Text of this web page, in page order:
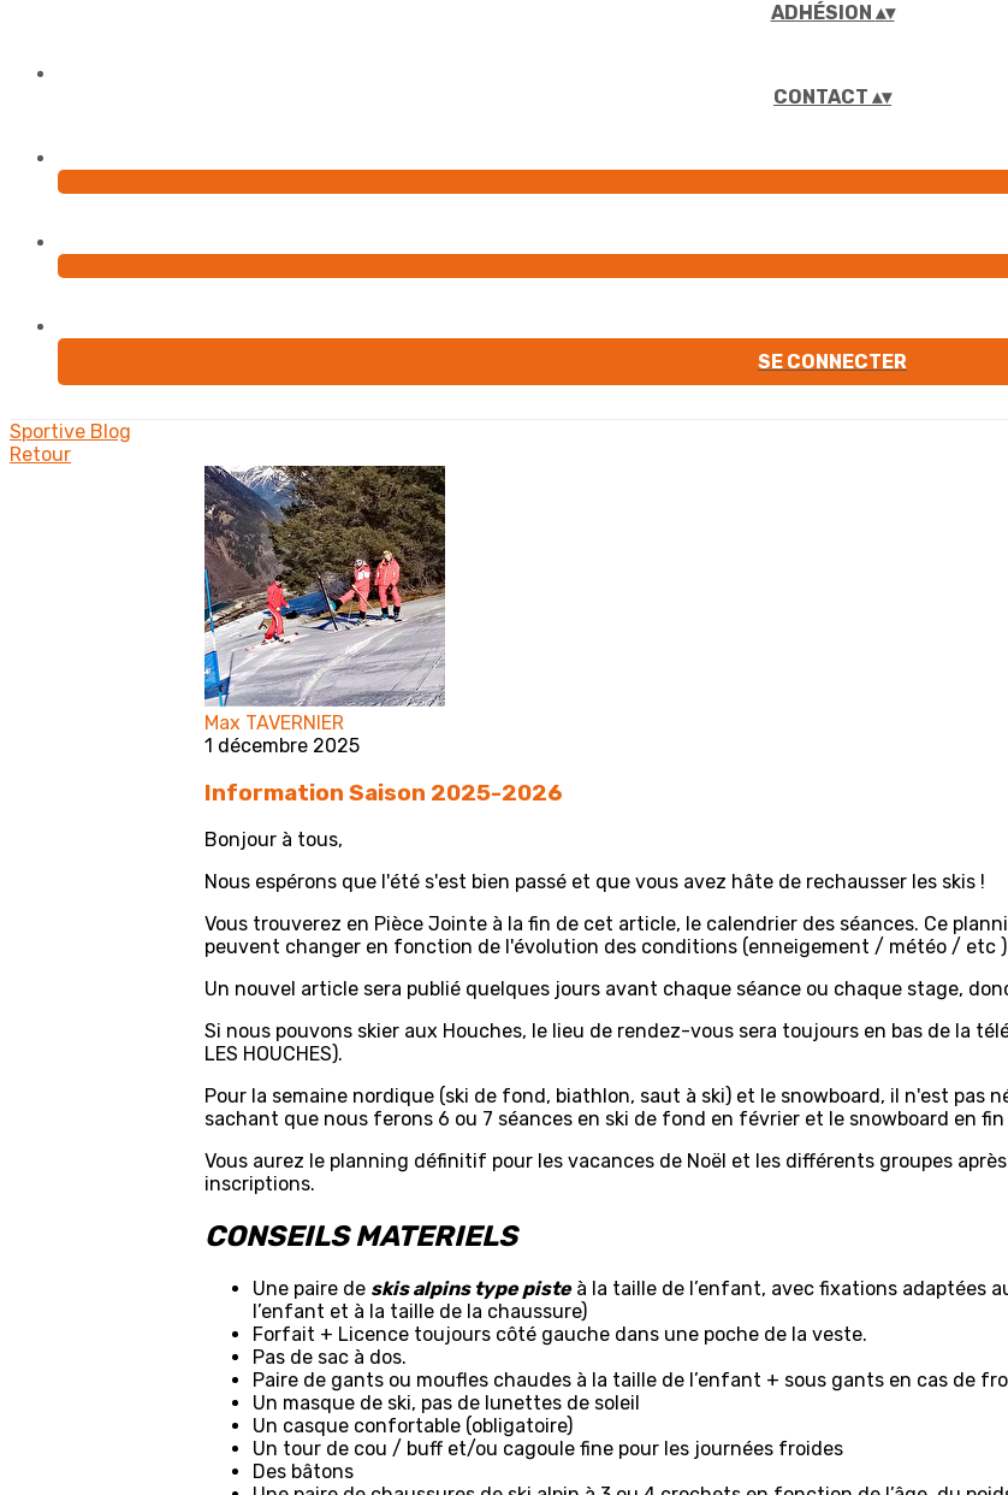
ADHÉSION ▴▾
CONTACT ▴▾
SE CONNECTER
Sportive Blog
Retour
Max TAVERNIER
1 décembre 2025
Information Saison 2025-2026
Bonjour à tous,
Nous espérons que l'été s'est bien passé et que vous avez hâte de rechausser les skis !
Vous trouverez en Pièce Jointe à la fin de cet article, le calendrier des séances. Ce
peuvent changer en fonction de l'évolution des conditions (enneigement / météo / etc )
Un nouvel article sera publié quelques jours avant chaque séance ou chaque stage,
Si nous pouvons skier aux Houches, le lieu de rendez-vous sera toujours en bas de la
LES HOUCHES).
Pour la semaine nordique (ski de fond, biathlon, saut à ski) et le snowboard, il n'est pas
sachant que nous ferons 6 ou 7 séances en ski de fond en février et le snowboard en fin
Vous aurez le planning définitif pour les vacances de Noël et les différents groupes
inscriptions.
CONSEILS MATERIELS
Une paire de skis alpins type pisteà la taille de l’enfant, avec fixations adaptées
l’enfant et à la taille de la chaussure)
Forfait + Licence toujours côté gauche dans une poche de la veste.
Pas de sac à dos.
Paire de gants ou moufles chaudes à la taille de l’enfant + sous gants en cas de
Un masque de ski, pas de lunettes de soleil
Un casque confortable (obligatoire)
Un tour de cou / buff et/ou cagoule fine pour les journées froides
Des bâtons